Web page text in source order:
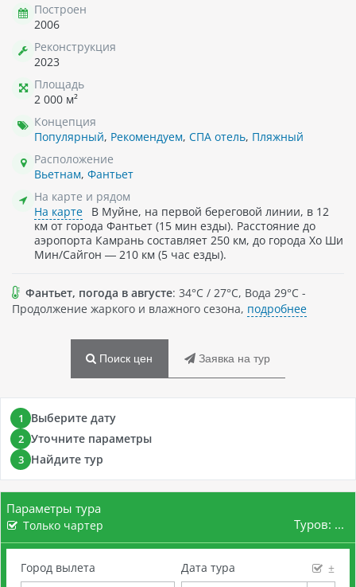
Построен
2006
Реконструкция
2023
Площадь
2 000 м²
Концепция
Популярный, Рекомендуем, СПА отель, Пляжный
Расположение
Вьетнам, Фантьет
На карте и рядом
На карте
В Муйне, на первой береговой линии, в 12
км от города Фантьет (15 мин езды). Расстояние до
аэропорта Камрань составляет 250 км, до города Хо Ши
Мин/Сайгон — 210 км (5 час езды).
Фантьет, погода в августе: 34°C / 27°C, Вода 29°C -
Продолжение жаркого и влажного сезона, подробнее
Поиск цен Заявка на тур
1 Выберите дату
2 Уточните параметры
3 Найдите тур
Параметры тура
Только чартер Туров: ...
Город вылета Дата тура ±